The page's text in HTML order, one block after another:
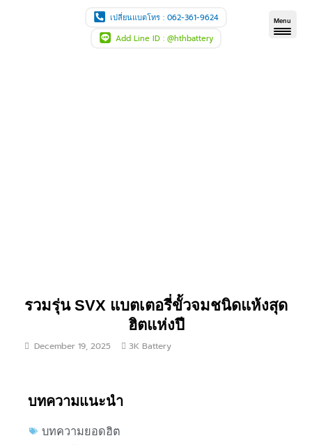
Menu
เปลี่ยนแบตโทร : 062-361-9624
Add Line ID : @hthbattery
รวมรุ่น SVX แบตเตอรี่ขั้วจมชนิดแห้งสุด
ฮิตแห่งปี
December 19, 2025 3K Battery
บทความแนะนำ
บทความยอดฮิต